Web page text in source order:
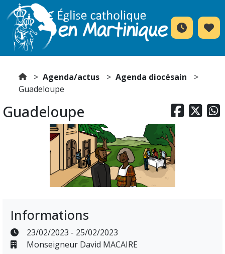
Agenda/actus
Agenda diocésain
Guadeloupe
  
Guadeloupe
Informations
23/02/2023 - 25/02/2023
Monseigneur David MACAIRE